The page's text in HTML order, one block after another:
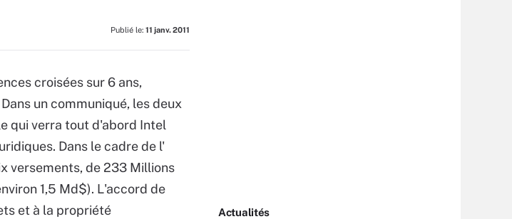
Publié le: 11 janv. 2011
croisées sur 6 ans,
un communiqué, les deux
qui verra tout d'abord Intel
Dans le cadre de l'
versements, de 233 Millions
1,5 Md$). L'accord de
et à la propriété
Actualités